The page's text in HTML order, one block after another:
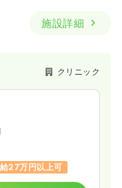
施設詳細
クリニック
27万円以上可